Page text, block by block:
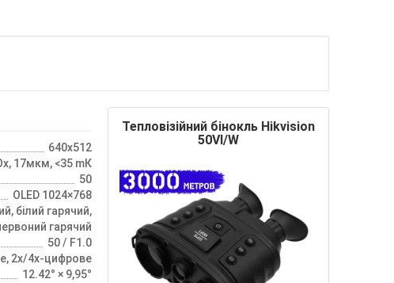
640x512
17мĸм, <35 mК
50
ОLЕD 1024×768
білий гарячий,
гарячий
50 / F1.0
2х/4х-цифрове
12.42° × 9,95°
Тепловізійний бінокль Hikvision
50VI/W